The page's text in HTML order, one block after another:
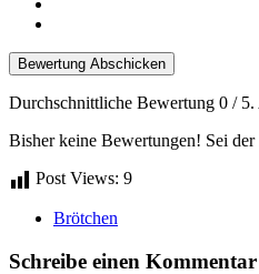
Bewertung Abschicken
Durchschnittliche Bewertung 0 / 5.
Bisher keine Bewertungen! Sei
Post Views: 9
Brötchen
Schreibe einen Kommentar